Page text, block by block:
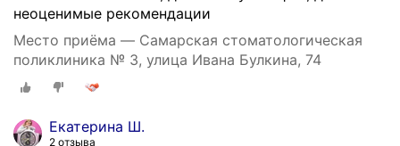
неоценимые рекомендации
Место приёма — Самарская стоматологическая
поликлиника № 3, улица Ивана Булкина, 74
Екатерина Ш.
2 отзыва